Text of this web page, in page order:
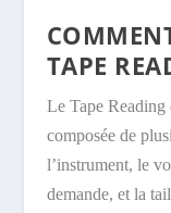
TAPE
Le Tape Reading
composée de
l’instrument, le
demande, et la